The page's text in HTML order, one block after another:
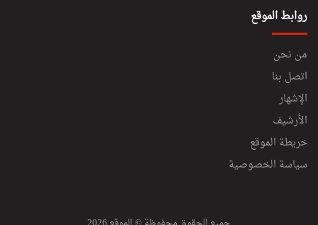
روابط الموقع
من نحن
اتصل بنا
الإشهار
الأرشيف
خريطة الموقع
سياسة الخصوصية